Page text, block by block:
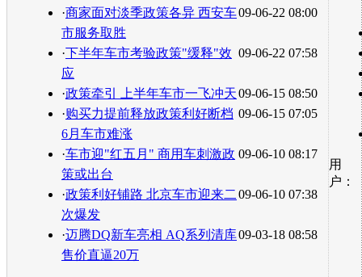
09-06-22 08:00
·商家面对淡季政策各异 西安车
市服务取胜
09-06-22 07:58
·下半年车市考验政策"缓释"效
应
09-06-15 08:50
·政策牵引 上半年车市一飞冲天
09-06-15 07:05
·购买力提前释放政策利好断档
6月车市难涨
09-06-10 08:17
·车市迎"红五月" 商用车刺激政
策或出台
09-06-10 07:38
·政策利好铺路 北京车市迎来二
次爆发
09-03-18 08:58
·迈腾DQ新车亮相 AQ系列清库
售价直逼20万
用
户：